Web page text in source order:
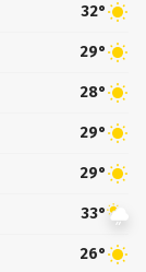
32°
29°
28°
29°
29°
33°
26°